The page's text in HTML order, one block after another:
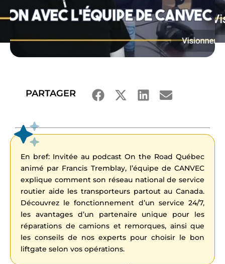
PARTAGER
En bref: Invitée au podcast On the Road Québec
animé par Francis Tremblay, l’équipe de CANVEC
explique comment son réseau national de service
routier aide les transporteurs partout au Canada.
Découvrez le fonctionnement d’un service 24/7,
les avantages d’un partenaire unique pour les
réparations de camions et remorques, ainsi que
les conseils de nos experts pour choisir le bon
liftgate selon vos opérations.